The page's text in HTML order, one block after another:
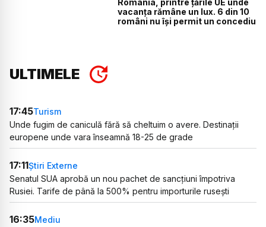
vacanța rămâne un lux. 6 din 10
români nu își permit un concediu
ULTIMELE
17:45Turism
Unde fugim de caniculă fără să cheltuim o avere. Destinații
europene unde vara înseamnă 18-25 de grade
17:11Știri Externe
Senatul SUA aprobă un nou pachet de sancțiuni împotriva
Rusiei. Tarife de până la 500% pentru importurile rusești
16:35Mediu